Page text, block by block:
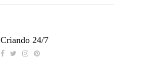
Criando 24/7